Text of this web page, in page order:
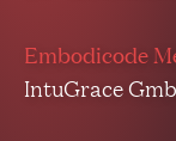
Embodicode
IntuGrace